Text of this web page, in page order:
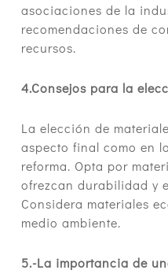
asociaciones de la
recomendaciones de
recursos.
4.Consejos para la
La elección de
aspecto final como en
reforma. Opta por
ofrezcan durabilidad y
Considera materiales
medio ambiente.
5.-La importancia de